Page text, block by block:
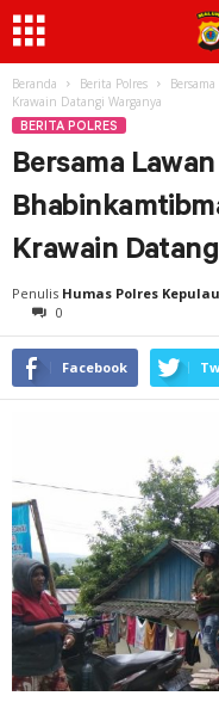
Beranda Berita Polres
Krawain Datangi Warganya
BERITA POLRES
Bersama
Krawain
Penulis Humas Polres
0
Facebook